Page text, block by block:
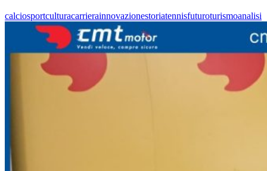
calciosportculturacarrierainnovazionestoriatennisfuturoturismoanalisi